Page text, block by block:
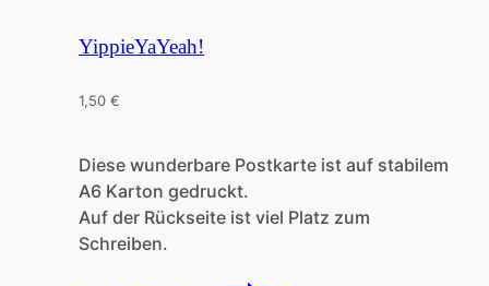
YippieYaYeah!
1,50 €
Diese wunderbare Postkarte ist auf stabilem
A6 Karton gedruckt.
Auf der Rückseite ist viel Platz zum
Schreiben.